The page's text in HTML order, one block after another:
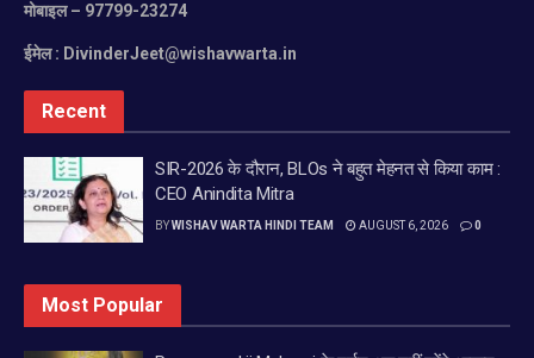
मोबाइल– 97799-23274
ईमेल : DivinderJeet@wishavwarta.in
Recent
SIR-2026 के दौरान, BLOs ने बहुत मेहनत से किया काम :
CEO Anindita Mitra
BYWISHAV WARTA HINDI TEAM AUGUST 6, 2026 0
Most Popular